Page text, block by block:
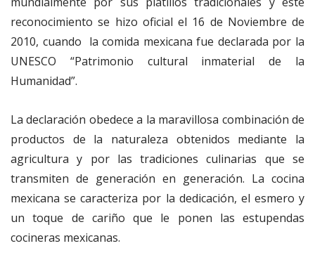
reconocimiento se hizo oficial el 16 de Noviembre de
2010, cuando la comida mexicana fue declarada por la
UNESCO “Patrimonio cultural inmaterial de la
Humanidad”.
La declaración obedece a la maravillosa combinación de
productos de la naturaleza obtenidos mediante la
agricultura y por las tradiciones culinarias que se
transmiten de generación en generación. La cocina
mexicana se caracteriza por la dedicación, el esmero y
un toque de cariño que le ponen las estupendas
cocineras mexicanas.